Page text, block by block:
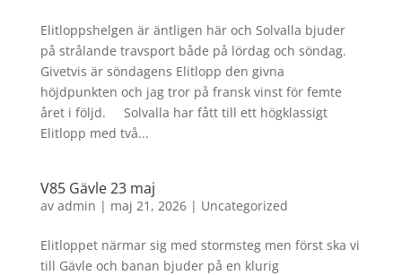
Elitloppshelgen är äntligen här och Solvalla bjuder
på strålande travsport både på lördag och söndag.
Givetvis är söndagens Elitlopp den givna
höjdpunkten och jag tror på fransk vinst för femte
året i följd. Solvalla har fått till ett högklassigt
Elitlopp med två...
V85 Gävle 23 maj
av admin | maj 21, 2026| Uncategorized
Elitloppet närmar sig med stormsteg men först ska vi
till Gävle och banan bjuder på en klurig